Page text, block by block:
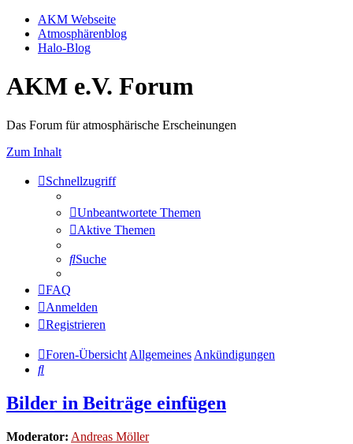
AKM Webseite
Atmosphärenblog
Halo-Blog
AKM e.V. Forum
Das Forum für atmosphärische Erscheinungen
Zum Inhalt
Schnellzugriff
Unbeantwortete Themen
Aktive Themen
Suche
FAQ
Anmelden
Registrieren
Foren-Übersicht Allgemeines Ankündigungen
Suche
Bilder in Beiträge einfügen
Moderator: Andreas Möller